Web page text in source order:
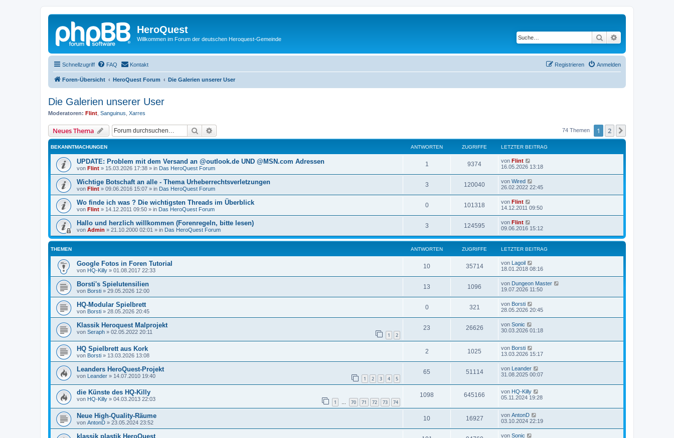
HeroQuest
Willkommen im Forum der deutschen Heroquest-Gemeinde Suche
Schnellzugriff FAQ Kontakt Anmelden
Registrieren
Foren-Übersicht HeroQuest Forum Die Galerien unserer User
Die Galerien unserer User
Moderatoren: Flint Sanguinus Xarres
Neues Thema Suche 74 Themen 1 2
BEKANNTMACHUNGEN ANTWORTEN ZUGRIFFE LETZTER BEITRAG
UPDATE: Problem mit dem Versand an @outlook.de UND @MSN.com Adressen
von Flint » 15.03.2026 17:38 » in Das HeroQuest Forum
1 9374 von Flint
16.05.2026 13:18
Wichtige Botschaft an alle - Thema Urheberrechtsverletzungen
von Flint » 09.06.2016 15:07 » in Das HeroQuest Forum
3 120040 von Wired
26.02.2022 22:45
Wo finde ich was ? Die wichtigsten Threads im Überblick
von Flint » 14.12.2011 09:50 » in Das HeroQuest Forum
0 101318 von Flint
14.12.2011 09:50
Hallo und herzlich willkommen (Forenregeln, bitte lesen)
von Admin » 21.10.2000 02:01 » in Das HeroQuest Forum
3 124595 von Flint
09.06.2016 15:12
THEMEN ANTWORTEN ZUGRIFFE LETZTER BEITRAG
Google Fotos in Foren Tutorial
von HQ-Killy » 01.08.2017 22:33
10 35714 von Lagoil
18.01.2018 08:16
Borsti's Spielutensilien
von Borsti » 29.05.2026 12:00
13 1096 von Dungeon Master
19.07.2026 11:50
HQ-Modular Spielbrett
von Borsti » 28.05.2026 20:45
0 321 von Borsti
28.05.2026 20:45
Klassik Heroquest Malprojekt
von Seraph » 02.05.2022 20:11 1 2
23 26626 von Sonic
30.03.2026 01:18
HQ Spielbrett aus Kork
von Borsti » 13.03.2026 13:08
2 1025 von Borsti
13.03.2026 15:17
Leanders HeroQuest-Projekt
von Leander » 14.07.2010 19:40 1 2 3 4 5
65 51114 von Leander
31.08.2025 00:07
die Künste des HQ-Killy
von HQ-Killy » 04.03.2013 22:03 1 … 70 71 72 73 74
1098 645166 von HQ-Killy
05.11.2024 19:28
Neue High-Quality-Räume
von AntonD » 23.05.2024 23:52
10 16927 von AntonD
03.10.2024 22:19
klassik plastik HeroQuest von Sonic